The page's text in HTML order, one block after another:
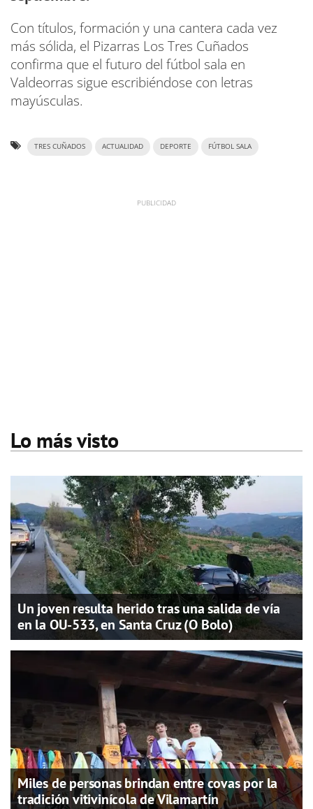
Con títulos, formación y una cantera cada vez
más sólida, el Pizarras Los Tres Cuñados
confirma que el futuro del fútbol sala en
Valdeorras sigue escribiéndose con letras
mayúsculas.
TRES CUÑADOS ACTUALIDAD DEPORTE FÚTBOL SALA
Lo más visto
Un joven resulta herido tras una salida de vía
en la OU-533, en Santa Cruz (O Bolo)
Miles de personas brindan entre covas por la
tradición vitivinícola de Vilamartín